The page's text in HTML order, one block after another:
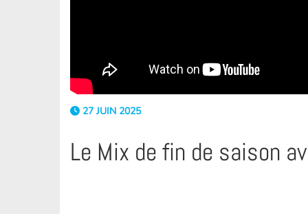
27 JUIN 2025
Le Mix de fin de saison